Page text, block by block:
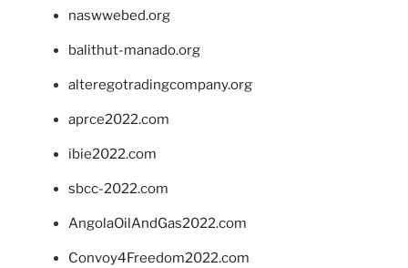
naswwebed.org
balithut-manado.org
alteregotradingcompany.org
aprce2022.com
ibie2022.com
sbcc-2022.com
AngolaOilAndGas2022.com
Convoy4Freedom2022.com